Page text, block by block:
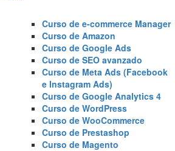
Curso de e-commerce Manager
Curso de Amazon
Curso de Google Ads
Curso de SEO avanzado
Curso de Meta Ads (Facebook
e Instagram Ads)
Curso de Google Analytics 4
Curso de WordPress
Curso de WooCommerce
Curso de Prestashop
Curso de Magento